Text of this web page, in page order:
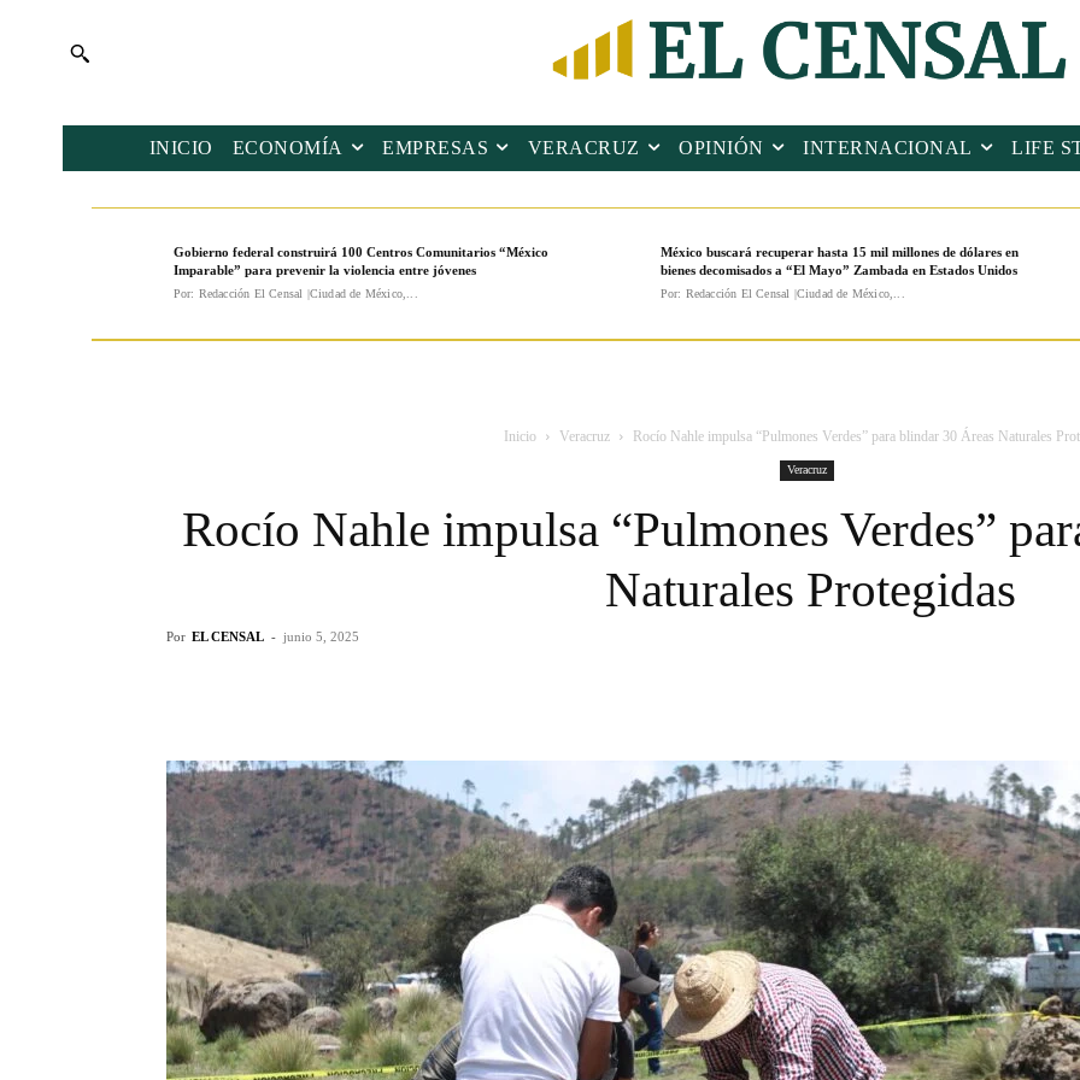
INICIO ECONOMÍA EMPRESAS VERACRUZ OPINIÓN INTERNACIONAL LIFE
Gobierno federal construirá 100 Centros Comunitarios “México
Imparable” para prevenir la violencia entre jóvenes
Por: Redacción El Censal |Ciudad de México,...
México buscará recuperar hasta 15 mil millones de dólares en
bienes decomisados a “El Mayo” Zambada en Estados Unidos
Por: Redacción El Censal |Ciudad de México,...
Inicio Veracruz Rocío Nahle impulsa “Pulmones Verdes” para blindar 30 Áreas Naturales
Veracruz
Rocío Nahle impulsa “Pulmones Verdes”
Naturales Protegidas
Por EL CENSAL - junio 5, 2025